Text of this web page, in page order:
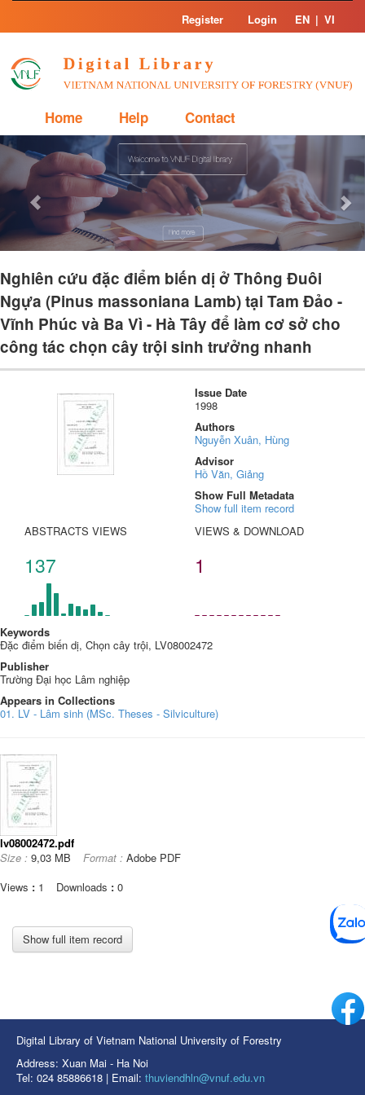
Skip
Register Login EN | VI
Home Help Contact
Previous
Nghiên cứu đặc điểm biến dị ở Thông Đuôi
Ngựa (Pinus massoniana Lamb) tại Tam Đảo -
Vĩnh Phúc và Ba Vì - Hà Tây để làm cơ sở cho
công tác chọn cây trội sinh trưởng nhanh
Issue Date
1998
Authors
Nguyễn Xuân, Hùng
Advisor
Hồ Văn, Giảng
Show Full Metadata
Show full item record
ABSTRACTS VIEWS
137
VIEWS & DOWNLOAD
1
Keywords
Đặc điểm biến dị, Chọn cây trội, LV08002472
Publisher
Trường Đại học Lâm nghiệp
Appears in Collections
01. LV - Lâm sinh (MSc. Theses - Silviculture)
lv08002472.pdf
Size : 9,03 MB Format : Adobe PDF
Views : 1 Downloads : 0
Show full item record
Digital Library of Vietnam National University of Forestry
Address: Xuan Mai - Ha Noi
Tel: 024 85886618 | Email: thuviendhln@vnuf.edu.vn